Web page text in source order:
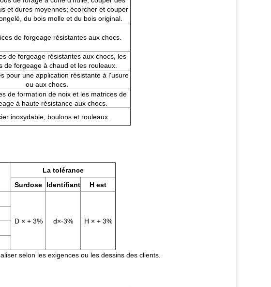
et dures moyennes; écorcher et couper
du bois molle et du bois original.
de forgeage résistantes aux chocs.
de forgeage résistantes aux chocs, les
de forgeage à chaud et les rouleaux.
pour une application résistante à l'usure
ou aux chocs.
de formation de noix et les matrices de
à haute résistance aux chocs.
inoxydable, boulons et rouleaux.
La tolérance
Surdose
Identifiant
H est
D × + 3% d×-3% H × + 3%
selon les exigences ou les dessins des clients.